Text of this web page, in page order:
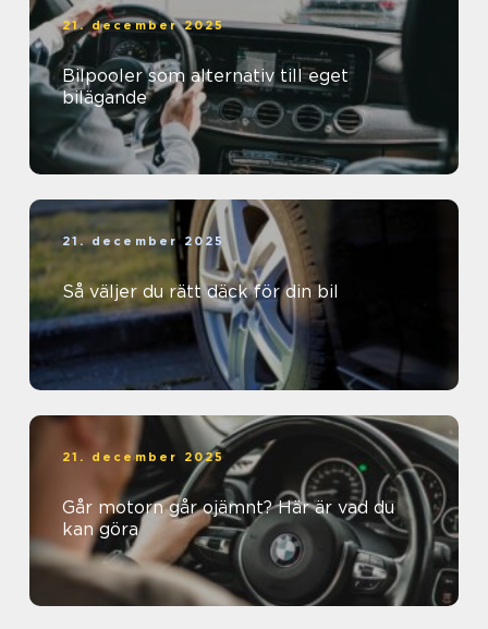
21. december 2025
Bilpooler som alternativ till eget
bilägande
21. december 2025
Så väljer du rätt däck för din bil
21. december 2025
Går motorn går ojämnt? Här är vad du
kan göra